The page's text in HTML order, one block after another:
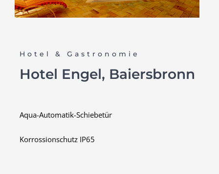
Hotel & Gastronomie
Hotel Engel, Baiersbronn
Aqua-Automatik-Schiebetür
Korrossionschutz IP65